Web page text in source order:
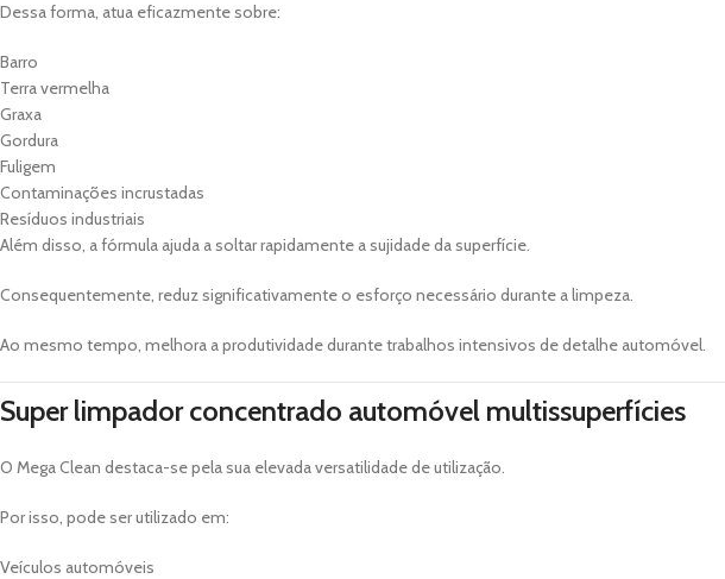
Dessa forma, atua eficazmente sobre:
Barro
Terra vermelha
Graxa
Gordura
Fuligem
Contaminações incrustadas
Resíduos industriais
Além disso, a fórmula ajuda a soltar rapidamente a sujidade da superfície.
Consequentemente, reduz significativamente o esforço necessário durante a limpeza.
Ao mesmo tempo, melhora a produtividade durante trabalhos intensivos de detalhe automóvel.
Super limpador concentrado automóvel multissuperfícies
O Mega Clean destaca-se pela sua elevada versatilidade de utilização.
Por isso, pode ser utilizado em:
Veículos automóveis